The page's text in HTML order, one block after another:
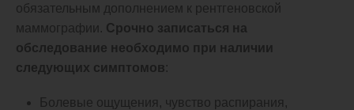
обязательным дополнением к рентгеновской
маммографии. Срочно записаться на
обследование необходимо при наличии
следующих симптомов:
Болевые ощущения, чувство распирания,